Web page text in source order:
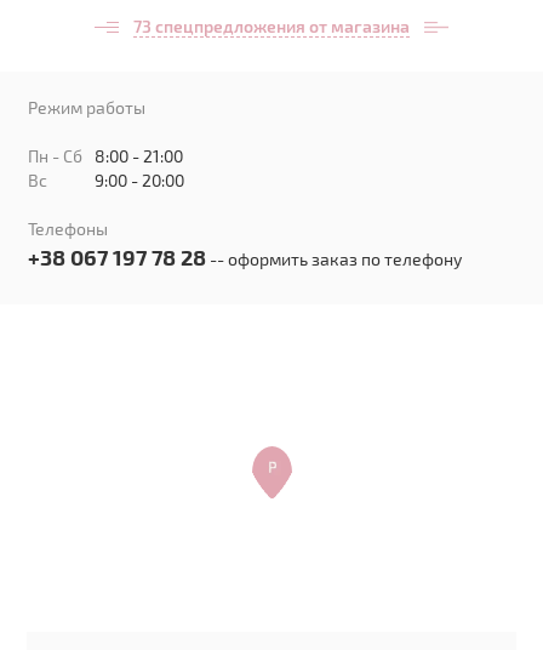
73 спецпредложения от магазина
Режим работы
Пн - Сб
8:00 - 21:00
Вс
9:00 - 20:00
Телефоны
+38 067 197 78 28 -- оформить заказ по телефону